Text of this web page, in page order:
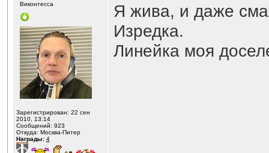
Виконтесса
Зарегистрирован: 22 сен
2010, 13:14
Сообщений: 923
Откуда: Москва-Питер
Награды: 4
Я жива, и даже
Изредка.
Линейка моя